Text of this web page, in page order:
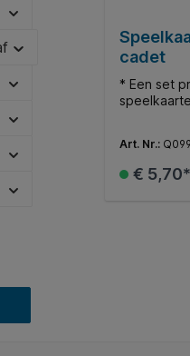
cadet
* Een set
Art. Nr.:
€ 5,70*